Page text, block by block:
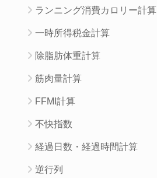
ランニング消費カロリー計算
一時所得税金計算
除脂肪体重計算
筋肉量計算
FFMI計算
不快指数
経過日数・経過時間計算
逆行列